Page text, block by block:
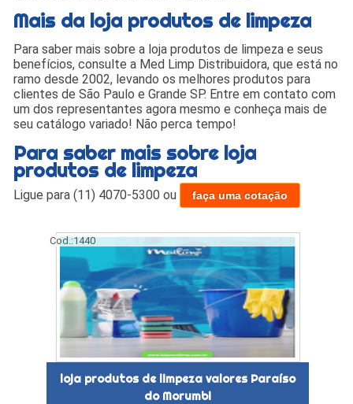
Mais da loja produtos de limpeza
Para saber mais sobre a loja produtos de limpeza e seus
benefícios, consulte a Med Limp Distribuidora, que está no
ramo desde 2002, levando os melhores produtos para
clientes de São Paulo e Grande SP. Entre em contato com
um dos representantes agora mesmo e conheça mais de
seu catálogo variado! Não perca tempo!
Para saber mais sobre loja
produtos de limpeza
Ligue para(11) 4070-5300 ou faça uma cotação
Cod.:1440
loja produtos de limpeza valores Paraíso
do Morumbi